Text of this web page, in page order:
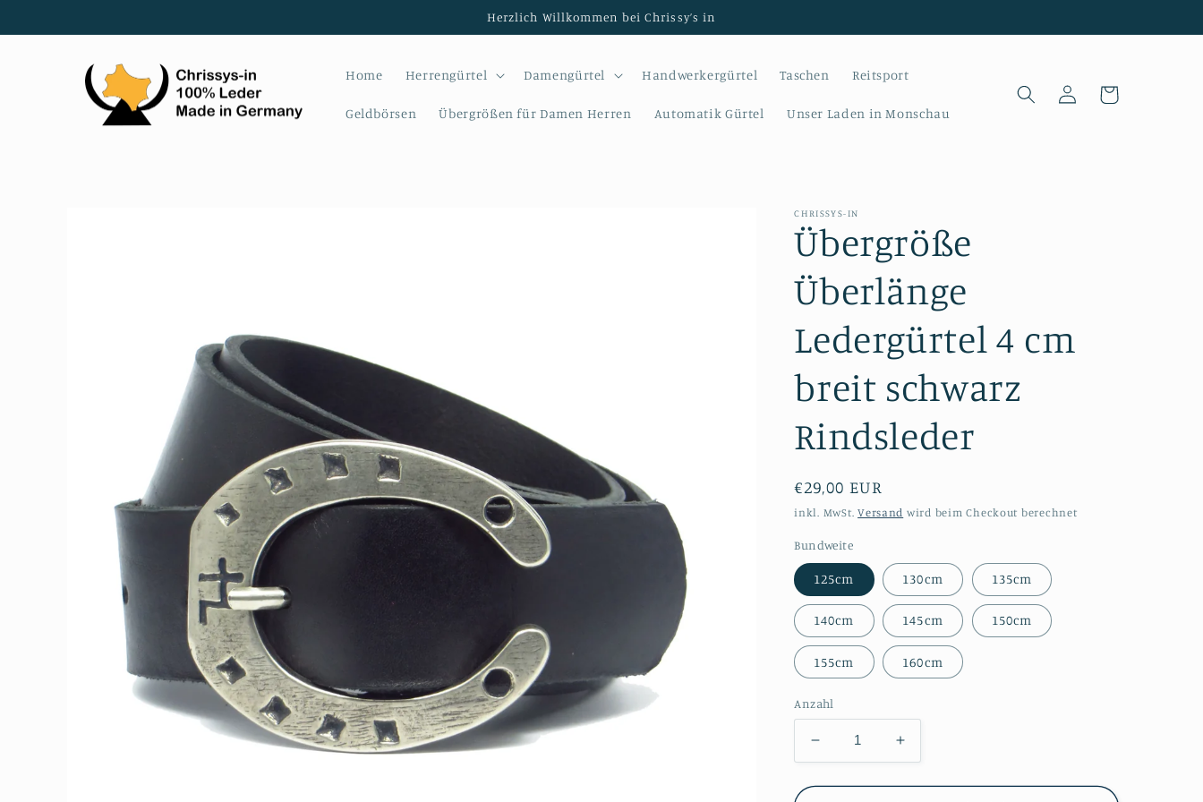
Inhalt
Herzlich Willkommen bei Chrissy’s in
Home Herrengürtel Damengürtel Handwerkergürtel Taschen Reitsport
Geldbörsen Übergrößen für Damen Herren Automatik Gürtel Unser Laden in Monschau
EinloggenWarenkorb
CHRISSYS-IN
Übergröße
Überlänge
Ledergürtel 4 cm
breit schwarz
Rindsleder
Normaler
Preis
€29,00 EUR
inkl. MwSt.Versand wird beim Checkout berechnet
Bundweite
125cm 130cm 135cm
140cm 145cm 150cm
155cm 160cm
Anzahl
Verringere
die
Menge
Erhöhe
die
Menge